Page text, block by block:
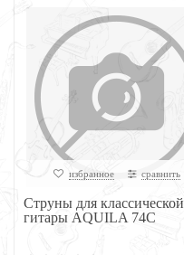
избранное сравнить
Струны для классической
гитары AQUILA 74C